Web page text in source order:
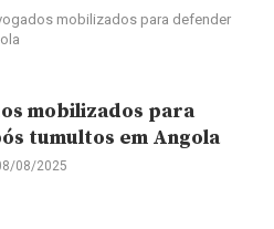
mobilizados para defender
mobilizados para
tumultos em Angola
08/2025